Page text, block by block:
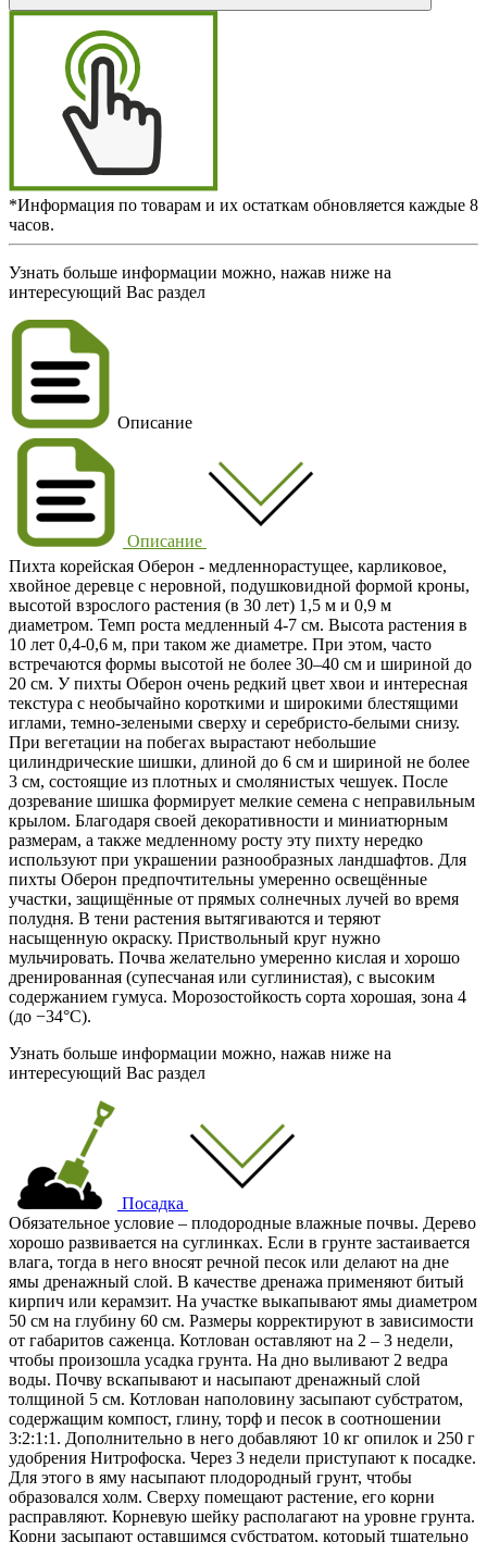
*Информация по товарам и их остаткам обновляется каждые 8
часов.
Узнать больше информации можно, нажав ниже на
интересующий Вас раздел
Описание
Описание
Пихта корейская Оберон - медленнорастущее, карликовое,
хвойное деревце с неровной, подушковидной формой кроны,
высотой взрослого растения (в 30 лет) 1,5 м и 0,9 м
диаметром. Темп роста медленный 4-7 см. Высота растения в
10 лет 0,4-0,6 м, при таком же диаметре. При этом, часто
встречаются формы высотой не более 30–40 см и шириной до
20 см. У пихты Оберон очень редкий цвет хвои и интересная
текстура с необычайно короткими и широкими блестящими
иглами, темно-зелеными сверху и серебристо-белыми снизу.
При вегетации на побегах вырастают небольшие
цилиндрические шишки, длиной до 6 см и шириной не более
3 см, состоящие из плотных и смолянистых чешуек. После
дозревание шишка формирует мелкие семена с неправильным
крылом. Благодаря своей декоративности и миниатюрным
размерам, а также медленному росту эту пихту нередко
используют при украшении разнообразных ландшафтов. Для
пихты Оберон предпочтительны умеренно освещённые
участки, защищённые от прямых солнечных лучей во время
полудня. В тени растения вытягиваются и теряют
насыщенную окраску. Приствольный круг нужно
мульчировать. Почва желательно умеренно кислая и хорошо
дренированная (супесчаная или суглинистая), с высоким
содержанием гумуса. Морозостойкость сорта хорошая, зона 4
(до −34°C).
Узнать больше информации можно, нажав ниже на
интересующий Вас раздел
Посадка
Обязательное условие – плодородные влажные почвы. Дерево
хорошо развивается на суглинках. Если в грунте застаивается
влага, тогда в него вносят речной песок или делают на дне
ямы дренажный слой. В качестве дренажа применяют битый
кирпич или керамзит. На участке выкапывают ямы диаметром
50 см на глубину 60 см. Размеры корректируют в зависимости
от габаритов саженца. Котлован оставляют на 2 – 3 недели,
чтобы произошла усадка грунта. На дно выливают 2 ведра
воды. Почву вскапывают и насыпают дренажный слой
толщиной 5 см. Котлован наполовину засыпают субстратом,
содержащим компост, глину, торф и песок в соотношении
3:2:1:1. Дополнительно в него добавляют 10 кг опилок и 250 г
удобрения Нитрофоска. Через 3 недели приступают к посадке.
Для этого в яму насыпают плодородный грунт, чтобы
образовался холм. Сверху помещают растение, его корни
расправляют. Корневую шейку располагают на уровне грунта.
Корни засыпают оставшимся субстратом, который тщательно